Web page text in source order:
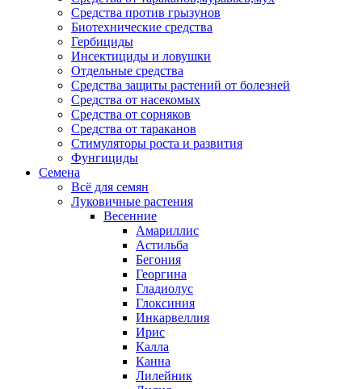
Средства против грызунов
Биотехнические средства
Гербициды
Инсектициды и ловушки
Отдельные средства
Средства защиты растений от болезней
Средства от насекомых
Средства от сорняков
Средства от тараканов
Стимуляторы роста и развития
Фунгициды
Семена
Всё для семян
Луковичные растения
Весенние
Амариллис
Астильба
Бегония
Георгина
Гладиолус
Глоксиния
Инкарвеллия
Ирис
Калла
Канна
Лилейник